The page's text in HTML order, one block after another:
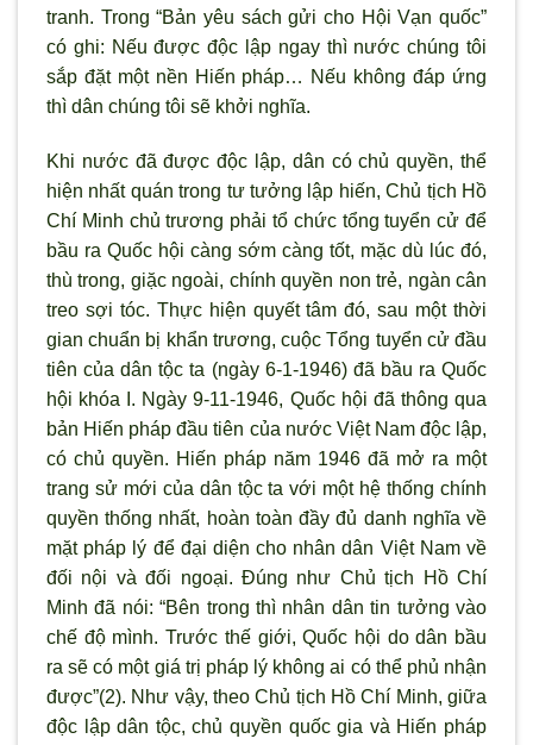
tranh. Trong “Bản yêu sách gửi cho Hội Vạn quốc”
có ghi: Nếu được độc lập ngay thì nước chúng tôi
sắp đặt một nền Hiến pháp… Nếu không đáp ứng
thì dân chúng tôi sẽ khởi nghĩa.
Khi nước đã được độc lập, dân có chủ quyền, thể
hiện nhất quán trong tư tưởng lập hiến, Chủ tịch Hồ
Chí Minh chủ trương phải tổ chức tổng tuyển cử để
bầu ra Quốc hội càng sớm càng tốt, mặc dù lúc đó,
thù trong, giặc ngoài, chính quyền non trẻ, ngàn cân
treo sợi tóc. Thực hiện quyết tâm đó, sau một thời
gian chuẩn bị khẩn trương, cuộc Tổng tuyển cử đầu
tiên của dân tộc ta (ngày 6-1-1946) đã bầu ra Quốc
hội khóa I. Ngày 9-11-1946, Quốc hội đã thông qua
bản Hiến pháp đầu tiên của nước Việt Nam độc lập,
có chủ quyền. Hiến pháp năm 1946 đã mở ra một
trang sử mới của dân tộc ta với một hệ thống chính
quyền thống nhất, hoàn toàn đầy đủ danh nghĩa về
mặt pháp lý để đại diện cho nhân dân Việt Nam về
đối nội và đối ngoại. Ðúng như Chủ tịch Hồ Chí
Minh đã nói: “Bên trong thì nhân dân tin tưởng vào
chế độ mình. Trước thế giới, Quốc hội do dân bầu
ra sẽ có một giá trị pháp lý không ai có thể phủ nhận
được”(2). Như vậy, theo Chủ tịch Hồ Chí Minh, giữa
độc lập dân tộc, chủ quyền quốc gia và Hiến pháp